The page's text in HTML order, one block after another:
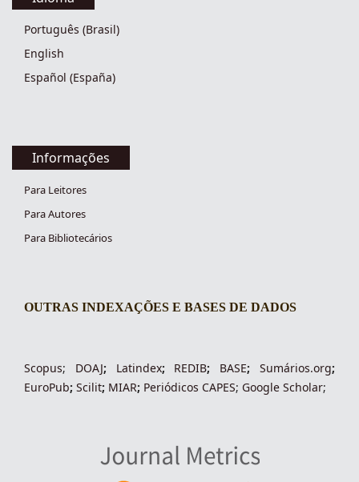
Português (Brasil)
English
Español (España)
Informações
Para Leitores
Para Autores
Para Bibliotecários
indexacoes-fronteiras
OUTRAS INDEXAÇÕES E BASES DE DADOS
Scopus; DOAJ; Latindex; REDIB; BASE;Sumários.org;
EuroPub; Scilit; MIAR; Periódicos CAPES; Google Scholar;
indexadores-fronteiras